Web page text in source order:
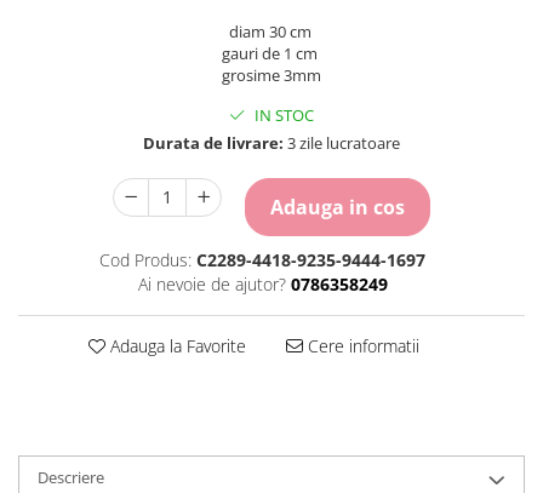
Instrumente de scris
Creioane automate , mine
Cu stergere
Laminatoare si accesorii
diam 30 cm
gauri de 1 cm
grosime 3mm
IN STOC
Durata de livrare: 3 zile lucratoare
Adauga in cos
Cod Produs: C2289-4418-9235-9444-1697
Ai nevoie de ajutor? 0786358249
Adauga la Favorite Cere informatii
Descriere